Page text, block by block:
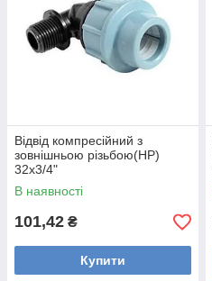
Відвід компресійний з
зовнішньою різьбою(НР)
32х3/4"
В наявності
101,42 ₴
Купити